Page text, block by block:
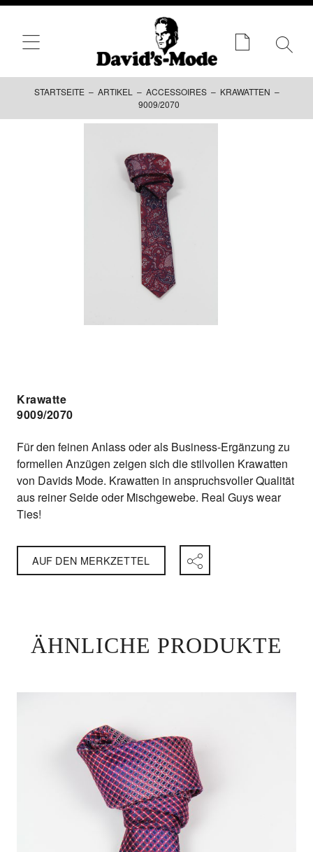
STARTSEITE – ARTIKEL – ACCESSOIRES– KRAWATTEN –
9009/2070
Krawatte
9009/2070
Für den feinen Anlass oder als Business-Ergänzung zu
formellen Anzügen zeigen sich die stilvollen Krawatten
von Davids Mode. Krawatten in anspruchsvoller Qualität
aus reiner Seide oder Mischgewebe. Real Guys wear
Ties!
AUF DEN MERKZETTEL
ÄHNLICHE PRODUKTE